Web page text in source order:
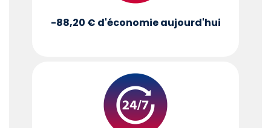
-88,20 € d'économie aujourd'hui